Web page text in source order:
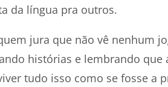
da língua pra outros.
jura que não vê nenhum
histórias e lembrando que
tudo isso como se fosse a